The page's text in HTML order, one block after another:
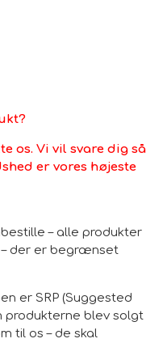
muligt med en fugtig
os. Vi vil svare dig så
er vores højeste
– alle produkter
der er begrænset
er SRP (Suggested
produkterne blev solgt
til os – de skal